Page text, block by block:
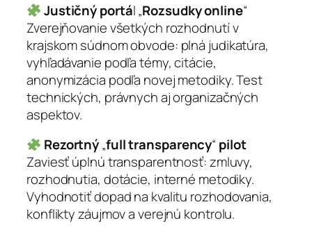
Justičný portál „Rozsudky online“
Zverejňovanie všetkých rozhodnutí v
krajskom súdnom obvode: plná judikatúra,
vyhľadávanie podľa témy, citácie,
anonymizácia podľa novej metodiky. Test
technických, právnych aj organizačných
aspektov.
Rezortný„full transparency“ pilot
Zaviesť úplnú transparentnosť: zmluvy,
rozhodnutia, dotácie, interné metodiky.
Vyhodnotiť dopad na kvalitu rozhodovania,
konflikty záujmov a verejnú kontrolu.